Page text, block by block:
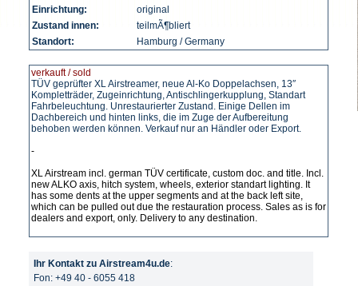
Einrichtung:
original
Zustand innen:
teilmÃ¶bliert
Standort:
Hamburg / Germany
verkauft / sold
TÜV geprüfter XL Airstreamer, neue Al-Ko Doppelachsen, 13″
Kompletträder, Zugeinrichtung, Antischlingerkupplung, Standart
Fahrbeleuchtung. Unrestaurierter Zustand. Einige Dellen im
Dachbereich und hinten links, die im Zuge der Aufbereitung
behoben werden können. Verkauf nur an Händler oder Export.
-
XL Airstream incl. german TÜV certificate, custom doc. and title. Incl.
new ALKO axis, hitch system, wheels, exterior standart lighting. It
has some dents at the upper segments and at the back left site,
which can be pulled out due the restauration process. Sales as is for
dealers and export, only. Delivery to any destination.
Ihr Kontakt zu Airstream4u.de:
Fon: +49 40 - 6055 418